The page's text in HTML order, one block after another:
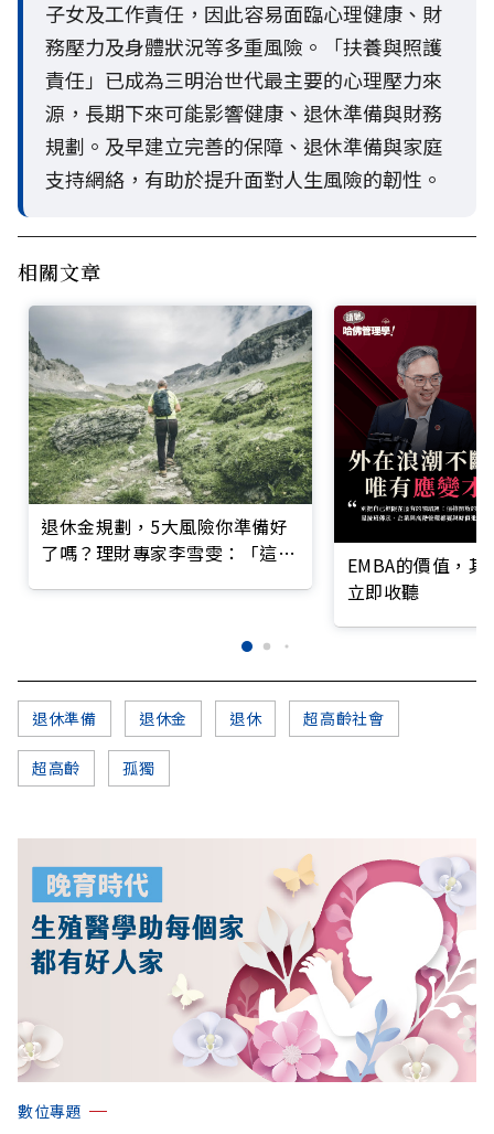
子女及工作責任，因此容易面臨心理健康、財
務壓力及身體狀況等多重風險。「扶養與照護
責任」已成為三明治世代最主要的心理壓力來
源，長期下來可能影響健康、退休準備與財務
規劃。及早建立完善的保障、退休準備與家庭
支持網絡，有助於提升面對人生風險的韌性。
相關文章
退休金規劃，5大風險你準備好
了嗎？理財專家李雪雯：「這階
EMBA的價值，
立即收聽
退休準備 退休金 退休 超高齡社會
超高齡 孤獨
數位專題